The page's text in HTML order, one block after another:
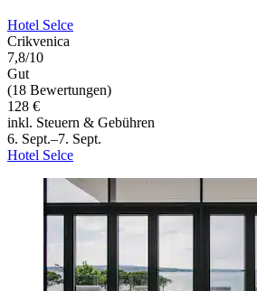
Hotel Selce
Crikvenica
7,8/10
Gut
(18 Bewertungen)
128 €
inkl. Steuern & Gebühren
6. Sept.–7. Sept.
Hotel Selce